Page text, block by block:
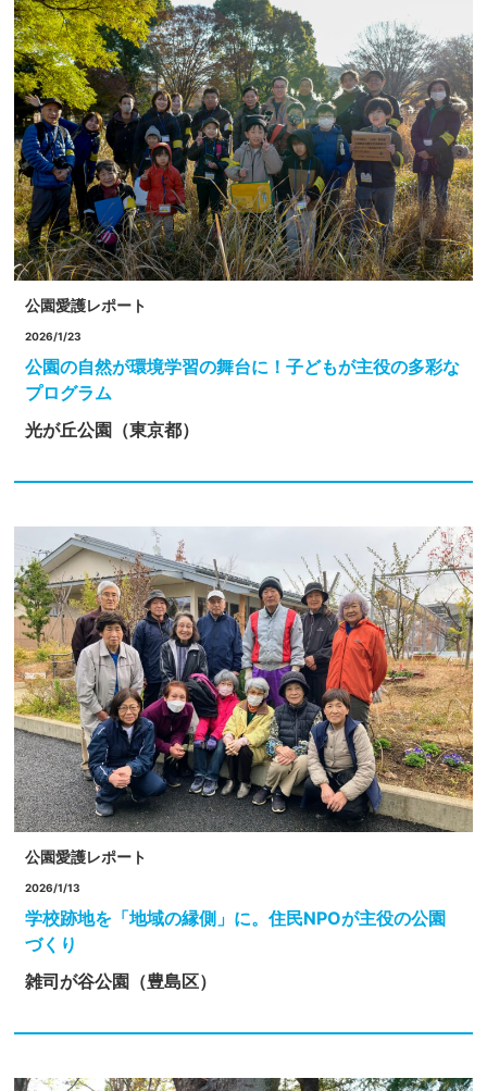
公園愛護レポート
2026/1/23
公園の自然が環境学習の舞台に！子どもが主役の多彩な
プログラム
光が丘公園（東京都）
公園愛護レポート
2026/1/13
学校跡地を「地域の縁側」に。住民NPOが主役の公園
づくり
雑司が谷公園（豊島区）